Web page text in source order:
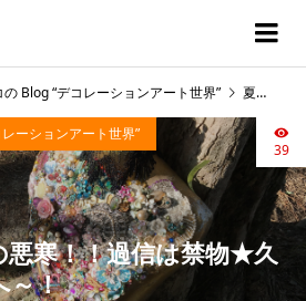
悪寒！！過信は禁物★久
～！
ーションアート世界”
39
の Blog “デコレーションアート世界” 夏風邪？突然の悪寒！！過信は禁物★久し振り、病院へ～！